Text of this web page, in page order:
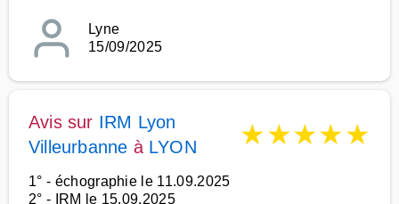
Lyne
15/09/2025
Avis sur IRM Lyon
Villeurbanne à LYON ★★★★★
1° - échographie le 11.09.2025
2° - IRM le 15.09.2025